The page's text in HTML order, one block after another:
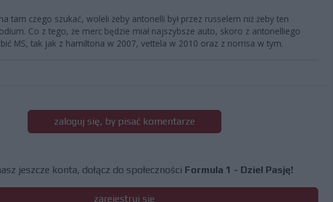
tam czego szukać, woleli żeby antonelli był przez russelem niż żeby ten
Co z tego, że merc będzie miał najszybsze auto, skoro z antonelliego
MS, tak jak z hamiltona w 2007, vettela w 2010 oraz z norrisa w tym.
zaloguj się, by pisać komentarze
jeszcze konta, dołącz do społeczności Formula 1 - Dziel Pasję!
zarejestruj się